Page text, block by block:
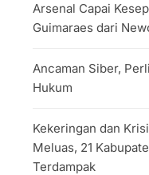
Arsenal Capai
Guimaraes dari
Ancaman Siber,
Hukum
Kekeringan dan
Meluas, 21
Terdampak